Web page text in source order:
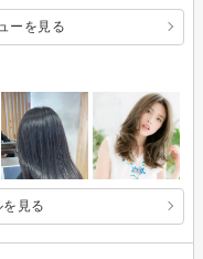
ーを見る
見る